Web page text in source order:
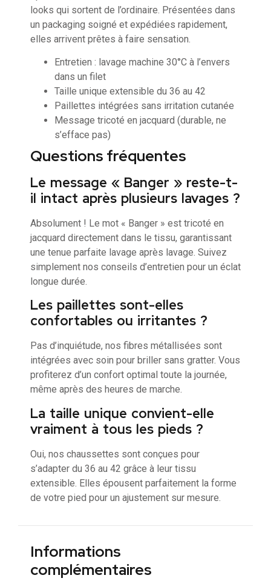
looks qui sortent de l’ordinaire. Présentées dans
un packaging soigné et expédiées rapidement,
elles arrivent prêtes à faire sensation.
Entretien : lavage machine 30°C à l’envers
dans un filet
Taille unique extensible du 36 au 42
Paillettes intégrées sans irritation cutanée
Message tricoté en jacquard (durable, ne
s’efface pas)
Questions fréquentes
Le message « Banger » reste-t-
il intact après plusieurs lavages ?
Absolument ! Le mot « Banger » est tricoté en
jacquard directement dans le tissu, garantissant
une tenue parfaite lavage après lavage. Suivez
simplement nos conseils d’entretien pour un éclat
longue durée.
Les paillettes sont-elles
confortables ou irritantes ?
Pas d’inquiétude, nos fibres métallisées sont
intégrées avec soin pour briller sans gratter. Vous
profiterez d’un confort optimal toute la journée,
même après des heures de marche.
La taille unique convient-elle
vraiment à tous les pieds ?
Oui, nos chaussettes sont conçues pour
s’adapter du 36 au 42 grâce à leur tissu
extensible. Elles épousent parfaitement la forme
de votre pied pour un ajustement sur mesure.
Informations
complémentaires